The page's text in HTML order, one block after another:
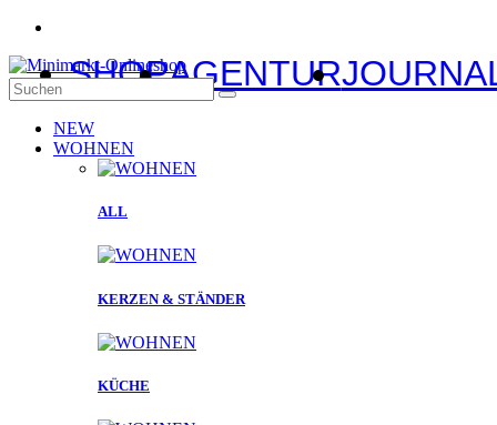
SHOPAGENTUR
NEW
WOHNEN
ALL
KERZEN & STÄNDER
KÜCHE